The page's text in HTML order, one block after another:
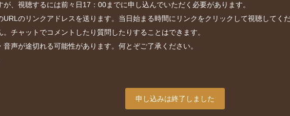
、視聴するには前々日17：00までに申し込んでいただく必要があります。
のリンクアドレスを送ります。当日始まる時間にリンクをクリックして視聴してくだ
チャットでコメントしたり質問したりすることはできます。
声が途切れる可能性があります。何とぞご了承ください。
申し込みは終了しました